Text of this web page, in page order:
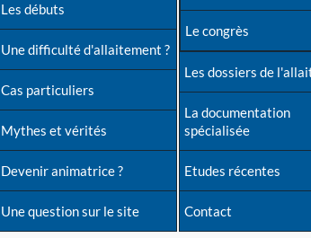
Les débuts
Une difficulté d'allaitement ?
Cas particuliers
Mythes et vérités
Devenir animatrice ?
Une question sur le site
Le congrès
Les dossiers de
La documentation
spécialisée
Etudes récentes
Contact